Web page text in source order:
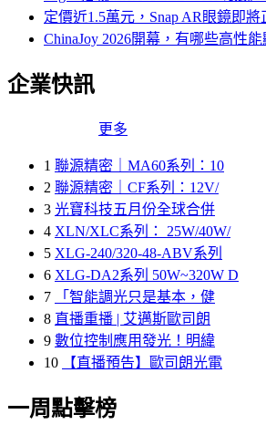
定價近1.5萬元，Snap AR眼鏡即將
ChinaJoy 2026開幕，有哪些高性
企業快訊
更多
1 聯源精密｜MA60系列：10
2 聯源精密｜CF系列：12V/
3 光寶科技五月份全球合併
4 XLN/XLC系列： 25W/40W/
5 XLG-240/320-48-ABV系列
6 XLG-DA2系列 50W~320W D
7
「智能調光只是基本，健
8 直播重播 | 艾邁斯歐司朗
9 數位控制應用發光！明緯
10
【直播預告】歐司朗光電
一周點擊榜